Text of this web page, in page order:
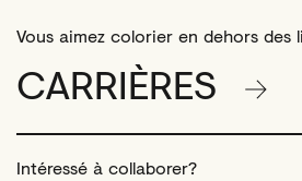
Vous aimez colorier en dehors des
CARRIÈRES
Intéressé à collaborer?